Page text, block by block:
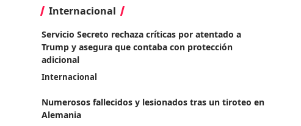
Internacional
Servicio Secreto rechaza críticas por atentado a
Trump y asegura que contaba con protección
adicional
Internacional
Numerosos fallecidos y lesionados tras un tiroteo en
Alemania